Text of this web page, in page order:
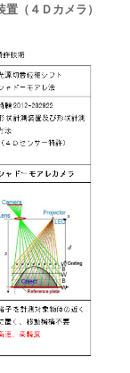
（４Ｄカメラ）